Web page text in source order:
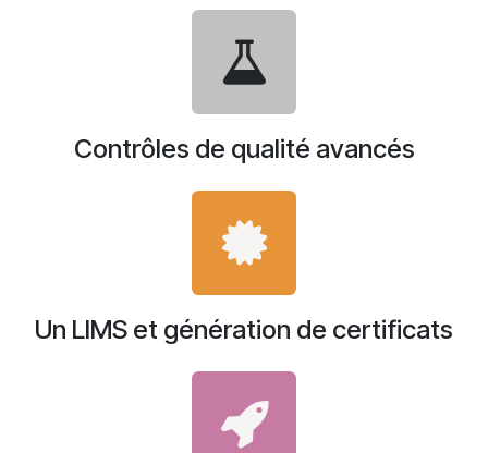
Contrôles de qualité avancés
Un LIMS et génération de certificats